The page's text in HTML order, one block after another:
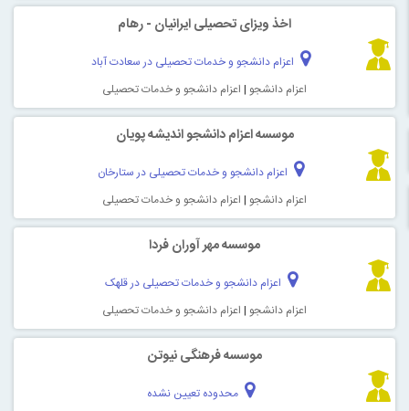
اخذ ویزای تحصیلی ایرانیان - رهام
اعزام دانشجو و خدمات تحصیلی در سعادت آباد
اعزام دانشجو | اعزام دانشجو و خدمات تحصیلی
موسسه اعزام دانشجو اندیشه پویان
اعزام دانشجو و خدمات تحصیلی در ستارخان
اعزام دانشجو | اعزام دانشجو و خدمات تحصیلی
موسسه مهر آوران فردا
اعزام دانشجو و خدمات تحصیلی در قلهک
اعزام دانشجو | اعزام دانشجو و خدمات تحصیلی
موسسه فرهنگی نیوتن
محدوده تعیین نشده